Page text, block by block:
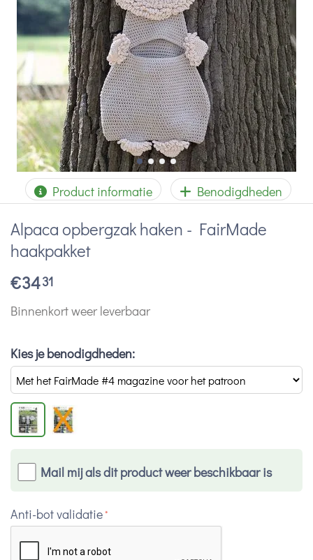
Product informatie Benodigdheden
Alpaca opbergzak haken - FairMade
haakpakket
€3431
Binnenkort weer leverbaar
Kies je benodigdheden:
Mail mij als dit product weer beschikbaar is
Anti-bot validatie